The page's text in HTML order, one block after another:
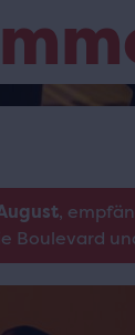
,
Boulevard